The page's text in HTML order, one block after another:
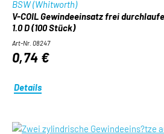
BSW (Whitworth)
V-COIL Gewindeeinsatz frei
1.0 D (100 Stück)
Art-Nr. 08247
0,74 €
Details